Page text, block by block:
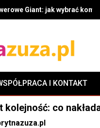
Giant: jak wybrać
I KONTAKT
kolejność: co